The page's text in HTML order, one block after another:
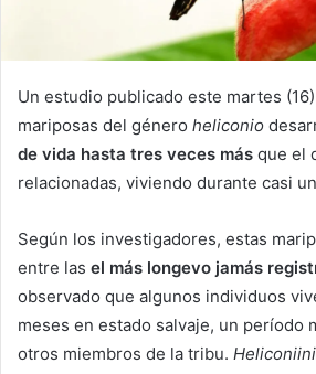
Un estudio publicado este martes
mariposas del género heliconio
de vida hasta tres veces más que el
relacionadas, viviendo durante casi
Según los investigadores, estas
entre las el más longevo jamás
observado que algunos individuos
meses en estado salvaje, un período
otros miembros de la tribu. Heliconiini